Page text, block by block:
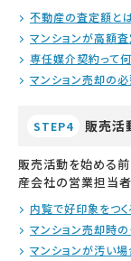
不動産の査定額と
マンションが高額
専任媒介契約って
マンション売却の
STEP4 販売活
販売活動を始める
産会社の営業担当者
内覧で好印象をつ
マンション売却時
マンションが汚い